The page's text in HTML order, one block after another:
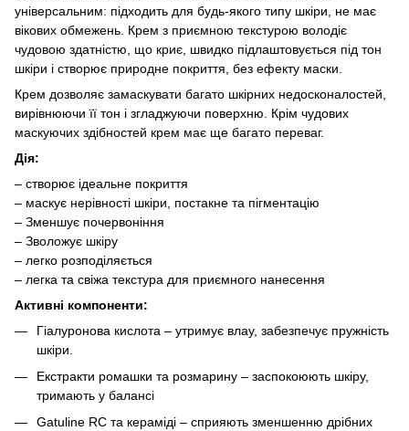
універсальним: підходить для будь-якого типу шкіри, не має
вікових обмежень. Крем з приємною текстурою володіє
чудовою здатністю, що криє, швидко підлаштовується під тон
шкіри і створює природне покриття, без ефекту маски.
Крем дозволяє замаскувати багато шкірних недосконалостей,
вирівнюючи її тон і згладжуючи поверхню. Крім чудових
маскуючих здібностей крем має ще багато переваг.
Дія:
– створює ідеальне покриття
– маскує нерівності шкіри, постакне та пігментацію
– Зменшує почервоніння
– Зволожує шкіру
– легко розподіляється
– легка та свіжа текстура для приємного нанесення
Активні компоненти:
Гіалуронова кислота – утримує влау, забезпечує пружність
шкіри.
Екстракти ромашки та розмарину – заспокоюють шкіру,
тримають у балансі
Gatuline RC та кераміді – сприяють зменшенню дрібних